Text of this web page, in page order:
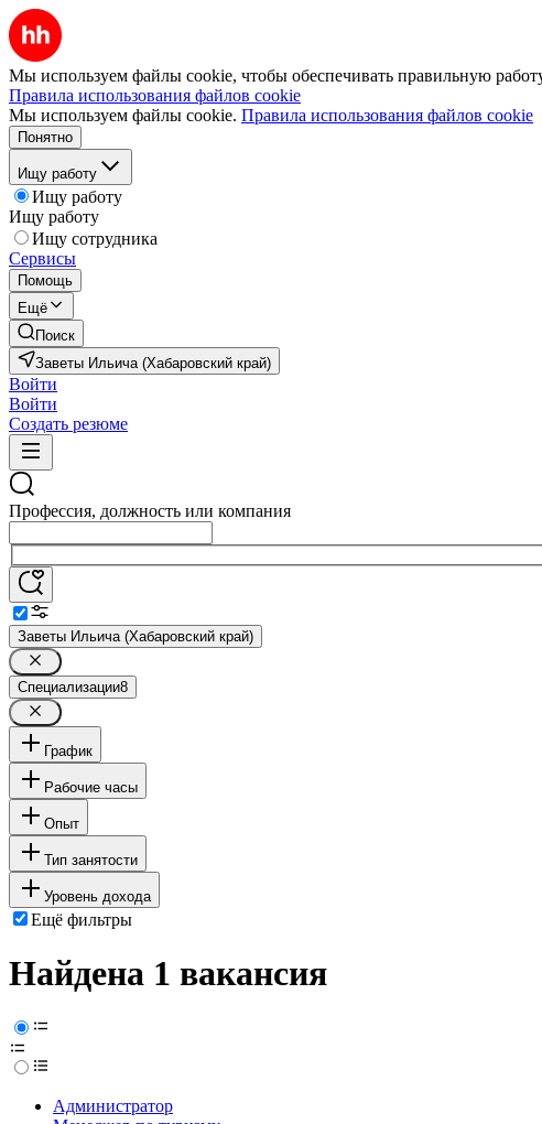
Мы используем файлы cookie, чтобы обеспечивать правильную
Правила использования файлов cookie
Мы используем файлы cookie. Правила использования файлов cookie
Понятно
Ищу работу
Ищу работу
Ищу работу
Ищу сотрудника
Сервисы
Помощь
Ещё
Поиск
Заветы Ильича (Хабаровский край)
Войти
Войти
Создать резюме
Профессия, должность или компания
Заветы Ильича (Хабаровский край)
Специализации8
График
Рабочие часы
Опыт
Тип занятости
Уровень дохода
Ещё фильтры
Найдена 1 вакансия
Администратор